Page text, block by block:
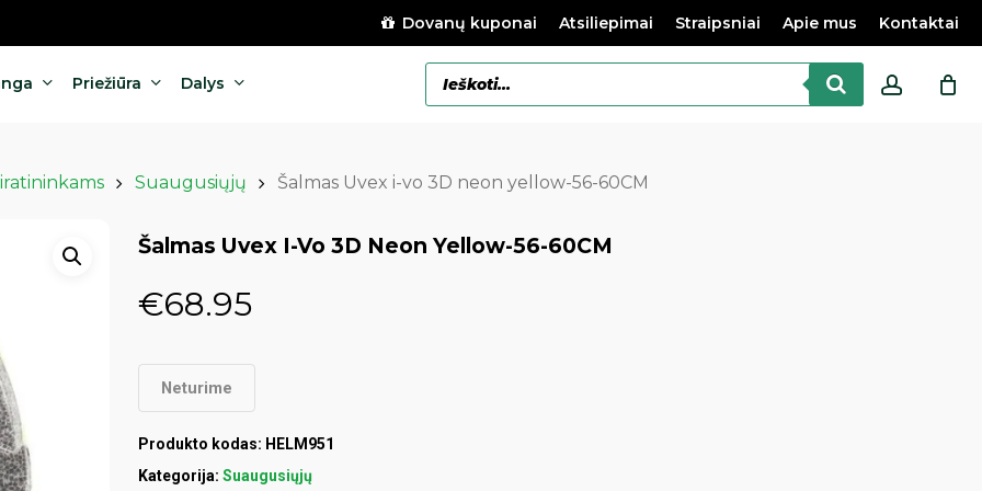
Dovanų kuponai Atsiliepimai Straipsniai Apie mus Kontaktai
Priežiūra Dalys
Products
search
Suaugusiųjų Šalmas Uvex i-vo 3D neon yellow-56-60CM
Šalmas Uvex I-Vo 3D Neon Yellow-56-60CM
€68.95
Neturime
Produkto kodas: HELM951
Kategorija:Suaugusiųjų